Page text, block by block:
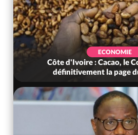
ECONOMIE
Côte d'Ivoire : Cacao, le
définitivement la page